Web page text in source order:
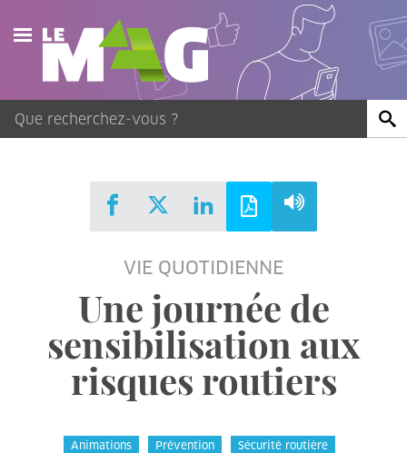
Actualités
Agenda
Publications
VIE QUOTIDIENNE
Une journée de
sensibilisation aux
risques routiers
Animations Prévention Sécurité routière